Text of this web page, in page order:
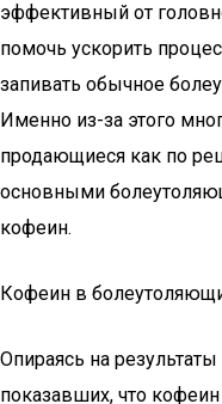
эффективный от
помочь ускорить
запивать обычное
Именно из-за этого
продающиеся как по
основными
кофеин.
Кофеин в
Опираясь на
показавших, что